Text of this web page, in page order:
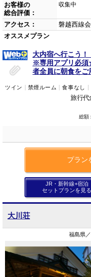
お客様の
総合評価：
収集中
アクセス：
磐越西線
オススメプラン
大内宿へ行こう！
※専用アプリ必須
者全員に朝食を
ツイン 禁煙ルーム 食事なし
旅行代
総額：
プラン
JR・新幹線+宿泊
セットプランを見る
大川荘
福島県